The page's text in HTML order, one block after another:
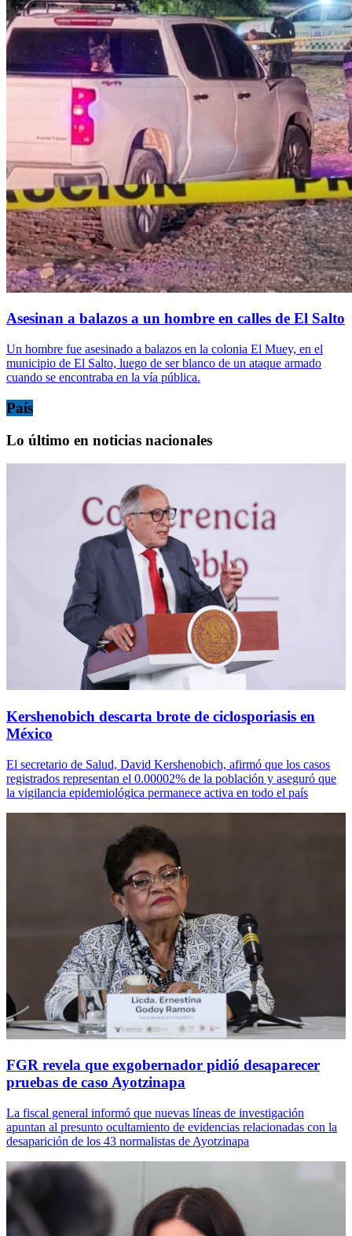
Asesinan a balazos a un hombre en calles de El Salto
Un hombre fue asesinado a balazos en la colonia El Muey, en el
municipio de El Salto, luego de ser blanco de un ataque armado
cuando se encontraba en la vía pública.
País
Lo último en noticias nacionales
Kershenobich descarta brote de ciclosporiasis en
México
El secretario de Salud, David Kershenobich, afirmó que los casos
registrados representan el 0.00002% de la población y aseguró que
la vigilancia epidemiológica permanece activa en todo el país
FGR revela que exgobernador pidió desaparecer
pruebas de caso Ayotzinapa
La fiscal general informó que nuevas líneas de investigación
apuntan al presunto ocultamiento de evidencias relacionadas con la
desaparición de los 43 normalistas de Ayotzinapa